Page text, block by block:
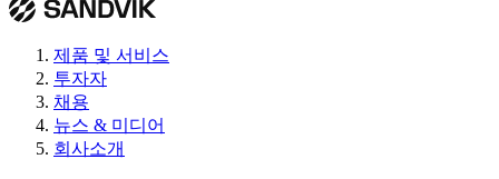
제품 및 서비스
투자자
채용
뉴스 & 미디어
회사소개